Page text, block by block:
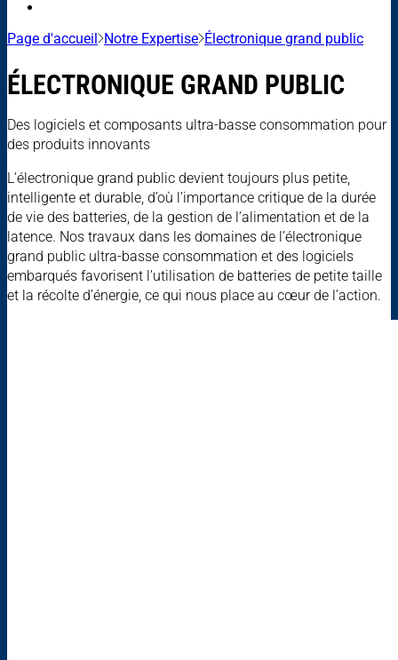
Page d'accueil Notre Expertise Électronique grand public
ÉLECTRONIQUE GRAND PUBLIC
Des logiciels et composants ultra-basse consommation pour
des produits innovants
L’électronique grand public devient toujours plus petite,
intelligente et durable, d’où l’importance critique de la durée
de vie des batteries, de la gestion de l’alimentation et de la
latence. Nos travaux dans les domaines de l’électronique
grand public ultra-basse consommation et des logiciels
embarqués favorisent l’utilisation de batteries de petite taille
et la récolte d’énergie, ce qui nous place au cœur de l’action.